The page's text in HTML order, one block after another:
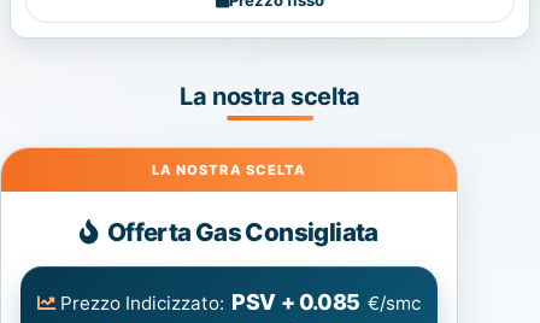
La nostra scelta
Gas
Offerta Gas Consigliata
Prezzo Indicizzato: PSV + 0.085 €/smc